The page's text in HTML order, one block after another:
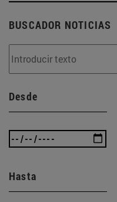
BUSCADOR NOTICIAS
Desde
Hasta